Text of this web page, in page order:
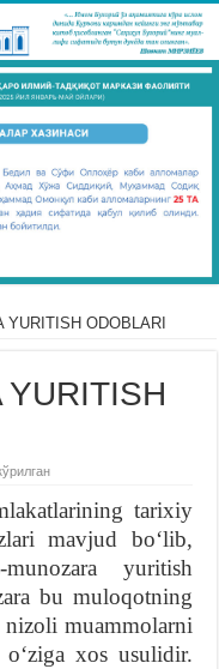
YURITISH ODOBLARI
YURITISH
tarixiy
mavjud boʻlib,
yuritish
bu muloqotning
muammolarni
xos usulidir.